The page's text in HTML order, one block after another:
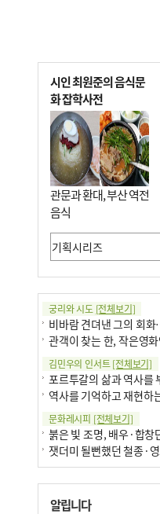
시인 최원준의 음식문
화 잡학사전
관문과 환대, 부산 역전
음식
궁리와 시도 [전체보기]
관객이 찾는 한, 작은영
김민우의 인서트[전체보기]
포르투갈의 삶과 역사를
역사를 기억하고 재현하
문화레시피 [전체보기]
잿더미 될뻔했던 철종·
달구비·여우비…다양한
6·25 세계에 알린 女 종
알립니다